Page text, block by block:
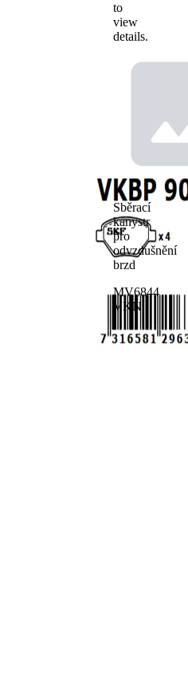
to
view
details.
Sběrací
kanystr
pro
odvzdušnění
brzd
MV6844
VKN